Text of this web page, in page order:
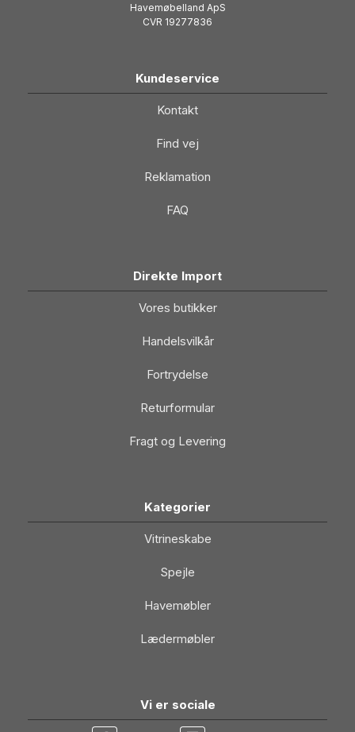
Havemøbelland ApS
CVR 19277836
Kundeservice
Kontakt
Find vej
Reklamation
FAQ
Direkte Import
Vores butikker
Handelsvilkår
Fortrydelse
Returformular
Fragt og Levering
Kategorier
Vitrineskabe
Spejle
Havemøbler
Lædermøbler
Vi er sociale